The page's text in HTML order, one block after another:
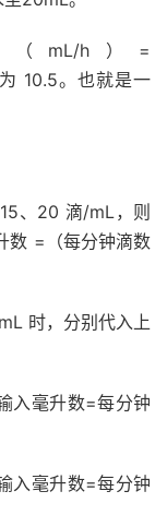
mL/h）=
10.5。也就是一
、20 滴/mL，则
数 =（每分钟滴数
时，分别代入上
入毫升数=每分钟
入毫升数=每分钟